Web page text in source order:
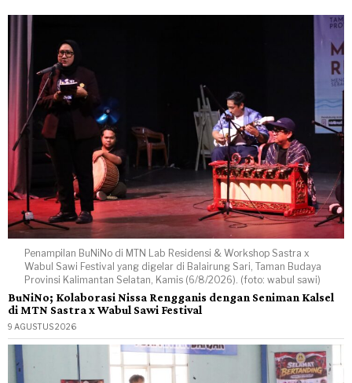
Penampilan BuNiNo di MTN Lab Residensi & Workshop Sastra x
Wabul Sawi Festival yang digelar di Balairung Sari, Taman Budaya
Provinsi Kalimantan Selatan, Kamis (6/8/2026). (foto: wabul sawi)
BuNiNo; Kolaborasi Nissa Rengganis dengan Seniman Kalsel
di MTN Sastra x Wabul Sawi Festival
9 AGUSTUS 2026